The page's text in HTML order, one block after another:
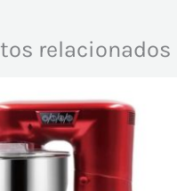
relacionados